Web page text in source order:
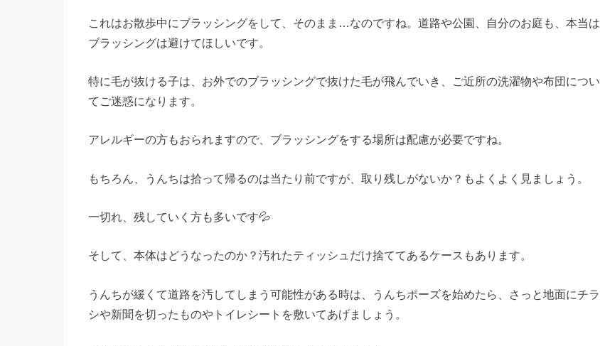
これはお散歩中にブラッシングをして、そのまま…なのですね。道路や公園、自分のお庭も、本当は
ブラッシングは避けてほしいです。
特に毛が抜ける子は、お外でのブラッシングで抜けた毛が飛んでいき、ご近所の洗濯物や布団につい
てご迷惑になります。
アレルギーの方もおられますので、ブラッシングをする場所は配慮が必要ですね。
もちろん、うんちは拾って帰るのは当たり前ですが、取り残しがないか？もよくよく見ましょう。
一切れ、残していく方も多いです💦
そして、本体はどうなったのか？汚れたティッシュだけ捨ててあるケースもあります。
うんちが緩くて道路を汚してしまう可能性がある時は、うんちポーズを始めたら、さっと地面にチラ
シや新聞を切ったものやトイレシートを敷いてあげましょう。